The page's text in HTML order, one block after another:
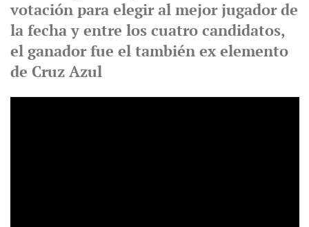
votación para elegir al mejor jugador de
la fecha y entre los cuatro candidatos,
el ganador fue el también ex elemento
de Cruz Azul